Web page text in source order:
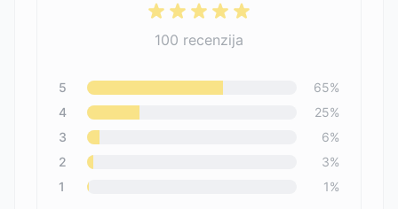
100 recenzija
5 65%
4
25%
3
6%
2
3%
1
1%